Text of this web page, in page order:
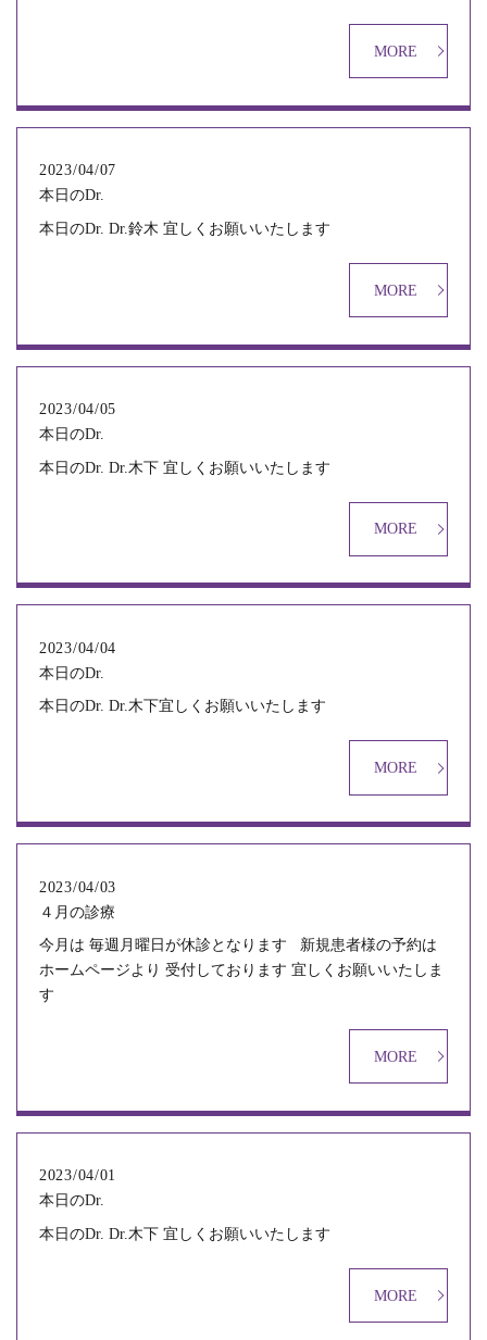
MORE
2023/04/07
本日のDr.
本日のDr. Dr.鈴木 宜しくお願いいたします
MORE
2023/04/05
本日のDr.
本日のDr. Dr.木下 宜しくお願いいたします
MORE
2023/04/04
本日のDr.
本日のDr. Dr.木下宜しくお願いいたします
MORE
2023/04/03
４月の診療
今月は 毎週月曜日が休診となります 新規患者様の予約は
ホームページより 受付しております 宜しくお願いいたしま
す
MORE
2023/04/01
本日のDr.
本日のDr. Dr.木下 宜しくお願いいたします
MORE